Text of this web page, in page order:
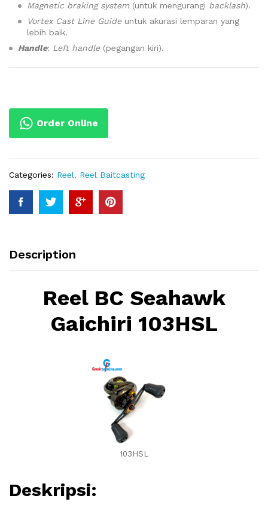
Magnetic braking system(untuk mengurangi backlash).
Vortex Cast Line Guideuntuk akurasi lemparan yang
lebih baik.
Handle: Left handle(pegangan kiri).
Order Online
Categories: Reel, Reel Baitcasting
Description
Reel BC Seahawk
Gaichiri 103HSL
103HSL
Deskripsi: